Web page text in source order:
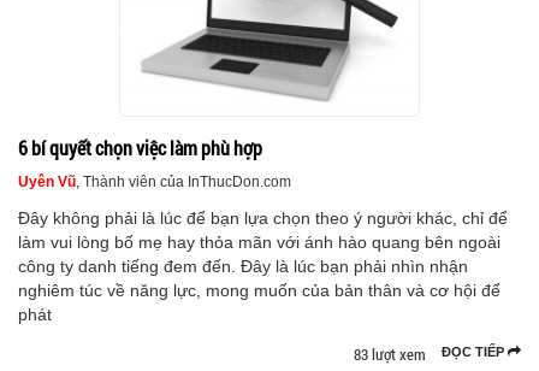
6 bí quyết chọn việc làm phù hợp
Uyên Vũ, Thành viên của InThucDon.com
Đây không phải là lúc để bạn lựa chọn theo ý người khác, chỉ để
làm vui lòng bố mẹ hay thỏa mãn với ánh hào quang bên ngoài
công ty danh tiếng đem đến. Đây là lúc bạn phải nhìn nhận
nghiêm túc về năng lực, mong muốn của bản thân và cơ hội để
phát
ĐỌC TIẾP
83 lượt xem